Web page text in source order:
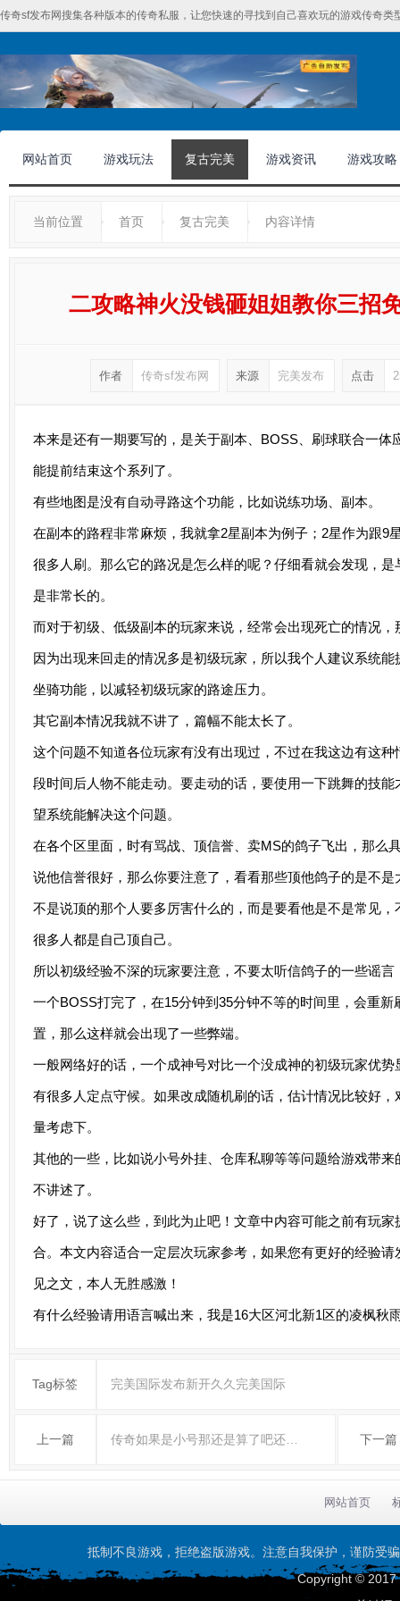
传奇sf发布网搜集各种版本的传奇私服，让您快速的寻找到自己喜欢玩的游戏传奇
网站首页 游戏玩法 复古完美 游戏资讯 游戏攻略
当前位置 首页 复古完美 内容详情
二攻略神火没钱砸姐姐教你三招
作者 传奇sf发布网 来源 完美发布 点击
本来是还有一期要写的，是关于副本、BOSS、刷球联合一
能提前结束这个系列了。
有些地图是没有自动寻路这个功能，比如说练功场、副本。
在副本的路程非常麻烦，我就拿2星副本为例子；2星作为跟9
很多人刷。那么它的路况是怎么样的呢？仔细看就会发现，
是非常长的。
而对于初级、低级副本的玩家来说，经常会出现死亡的情况
因为出现来回走的情况多是初级玩家，所以我个人建议系统
坐骑功能，以减轻初级玩家的路途压力。
其它副本情况我就不讲了，篇幅不能太长了。
这个问题不知道各位玩家有没有出现过，不过在我这边有这
段时间后人物不能走动。要走动的话，要使用一下跳舞的技
望系统能解决这个问题。
在各个区里面，时有骂战、顶信誉、卖MS的鸽子飞出，那么
说他信誉很好，那么你要注意了，看看那些顶他鸽子的是不是
不是说顶的那个人要多厉害什么的，而是要看他是不是常见
很多人都是自己顶自己。
所以初级经验不深的玩家要注意，不要太听信鸽子的一些谣
一个BOSS打完了，在15分钟到35分钟不等的时间里，会重
置，那么这样就会出现了一些弊端。
一般网络好的话，一个成神号对比一个没成神的初级玩家优
有很多人定点守候。如果改成随机刷的话，估计情况比较好
量考虑下。
其他的一些，比如说小号外挂、仓库私聊等等问题给游戏带
不讲述了。
好了，说了这么些，到此为止吧！文章中内容可能之前有玩
合。本文内容适合一定层次玩家参考，如果您有更好的经验
见之文，本人无胜感激！
有什么经验请用语言喊出来，我是16大区河北新1区的凌枫秋
Tag标签 完美国际发布新开久久完美国际
上一篇 传奇如果是小号那还是算了吧还… 下一篇
网站首页
抵制不良游戏，拒绝盗版游戏。注意自我保护，谨防受
Copyright © 2017